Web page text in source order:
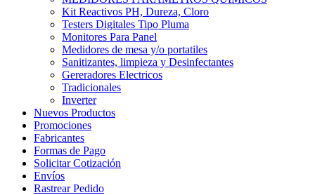
Kit Reactivos PH, Dureza, Cloro
Testers Digitales Tipo Pluma
Monitores Para Panel
Medidores de mesa y/o portatiles
Sanitizantes, limpieza y Desinfectantes
Gereradores Electricos
Tradicionales
Inverter
Nuevos Productos
Promociones
Fabricantes
Formas de Pago
Solicitar Cotización
Envíos
Rastrear Pedido